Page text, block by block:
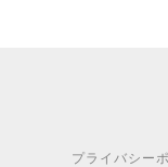
プライバシー